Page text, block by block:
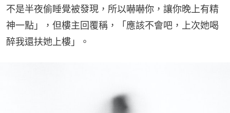
不是半夜偷睡覺被發現，所以嚇嚇你，讓你晚上有精
神一點」，但樓主回覆稱，「應該不會吧，上次她喝
醉我還扶她上樓」。